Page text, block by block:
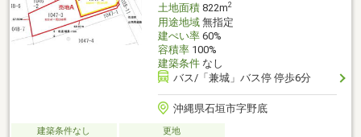
土地面積822m2
用途地域無指定
建ぺい率60%
容積率100%
建築条件なし
バス/「兼城」バス停 停歩6分
沖縄県石垣市字野底
建築条件なし 更地